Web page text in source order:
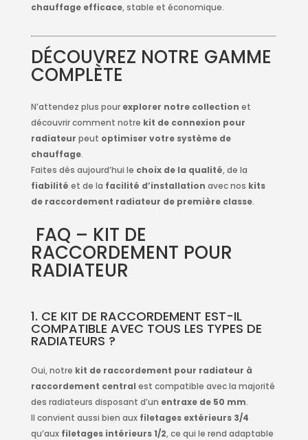
chauffage efficace, stable et économique.
DÉCOUVREZ NOTRE GAMME
COMPLÈTE
N’attendez plus pour explorer notre collection et
découvrir comment notre kit de connexion pour
radiateur peut optimiser votre système de
chauffage.
Faites dès aujourd’hui le choix de la qualité, de la
fiabilité et de la facilité d’installation avec nos kits
de raccordement radiateur de première classe.
FAQ – KIT DE
RACCORDEMENT POUR
RADIATEUR
1. CE KIT DE RACCORDEMENT EST-IL
COMPATIBLE AVEC TOUS LES TYPES DE
RADIATEURS ?
Oui, notre kit de raccordement pour radiateur à
raccordement central est compatible avec la majorité
des radiateurs disposant d’un entraxe de 50 mm.
Il convient aussi bien aux filetages extérieurs 3/4
qu’aux filetages intérieurs 1/2, ce qui le rend adaptable